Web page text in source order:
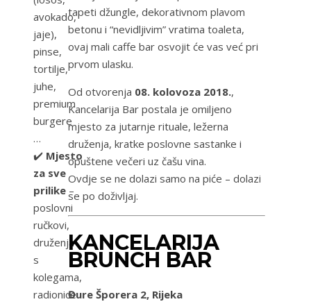
avokado,
jaje),
pinse,
tortilje,
juhe,
premium
burgere
…
✔️ Mjesto
za sve
prilike –
poslovni
ručkovi,
druženja
s
kolegama,
radionice
tapeti džungle, dekorativnom plavom
betonu i “nevidljivim” vratima toaleta,
ovaj mali caffe bar osvojit će vas već pri
prvom ulasku.
Od otvorenja 08. kolovoza 2018.,
Kancelarija Bar postala je omiljeno
mjesto za jutarnje rituale, ležerna
druženja, kratke poslovne sastanke i
opuštene večeri uz čašu vina.
Ovdje se ne dolazi samo na piće – dolazi
se po doživljaj.
KANCELARIJA
BRUNCH BAR
Đure Šporera 2, Rijeka